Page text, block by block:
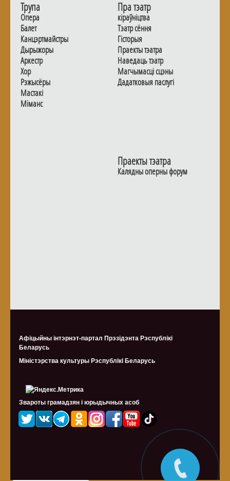
Трупа
Опера
Балет
Канцэртмайстры
Дырыжоры
Аркестр
Хор
Рэжысёры
Мастакі
Мiманс
Пра тэатр
кіраўніцтва
Тэатр сёння
Гiсторыя
Праекты тэатра
Наведаць тэатр
Магчымасцi сцэны
Дадаткoвыя паслугi
Праекты тэатра
Калядны оперны форум
Афіцыйны інтэрнэт-партал Прэзідэнта Рэспублікі
Беларусь
Міністэрства культуры Рэспублiкi Беларусь
Звароты грамадзян і юрыдычных асоб